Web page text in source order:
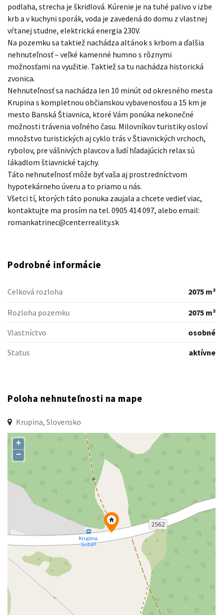
podlaha, strecha je škridlová. Kúrenie je na tuhé palivo v izbe
krb a v kuchyni sporák, voda je zavedená do domu z vlastnej
vŕtanej studne, elektrická energia 230V.
Na pozemku sa taktiež nachádza altánok s krbom a ďalšia
nehnuteľnosť – veľké kamenné humno s rôznymi
možnosťami na využitie. Taktiež sa tu nachádza historická
zvonica.
Nehnuteľnosť sa nachádza len 10 minút od okresného mesta
Krupina s kompletnou občianskou vybavenosťou a 15 km je
mesto Banská Štiavnica, ktoré Vám ponúka nekonečné
možnosti trávenia voľného času. Milovníkov turistiky osloví
množstvo turistických aj cyklo trás v Štiavnických vrchoch,
rybolov, pre vášnivých plavcov a ľudí hľadajúcich relax sú
lákadlom štiavnické tajchy.
Táto nehnuteľnosť môže byť vaša aj prostredníctvom
hypotekárneho úveru a to priamo u nás.
Všetci tí, ktorých táto ponuka zaujala a chcete vedieť viac,
kontaktujte ma prosím na tel. 0905 414 097, alebo email:
romankatrinec@centerreality.sk
Podrobné informácie
Celková rozloha 2075 m²
Rozloha pozemku
2075 m²
Vlastníctvo
osobné
Status
aktívne
Poloha nehnuteľnosti na mape
Krupina, Slovensko
+
−